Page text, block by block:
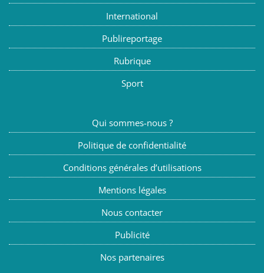
International
Publireportage
Rubrique
Sport
Qui sommes-nous ?
Politique de confidentialité
Conditions générales d’utilisations
Mentions légales
Nous contacter
Publicité
Nos partenaires